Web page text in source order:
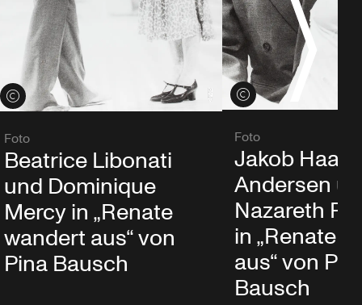
Credits öffnen
Foto
Beatrice Libonati
und Dominique
Mercy in „Renate
wandert aus“ von
Pina Bausch
Credits öffnen
Foto
Jakob Haahr
Andersen
Nazareth
in „Renate
aus“ von
Bausch